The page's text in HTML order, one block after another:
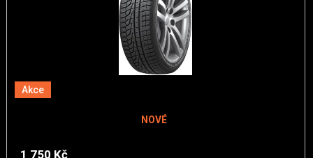
Akce
NOVÉ
1 750 Kč